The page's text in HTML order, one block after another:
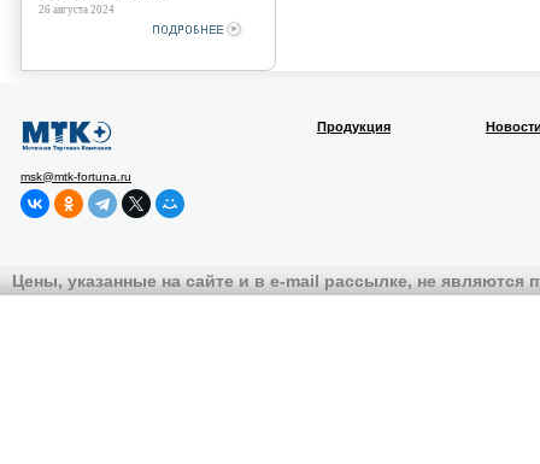
26 августа 2024
msk@mtk-fortuna.ru
Продукция
Цены, указанные на сайте и в e-mail рассылке, не являются